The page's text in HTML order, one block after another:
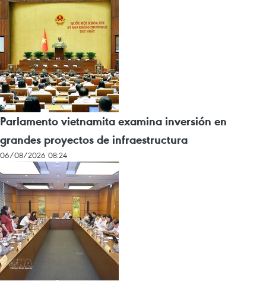
Parlamento vietnamita examina inversión en
grandes proyectos de infraestructura
06/08/2026 08:24